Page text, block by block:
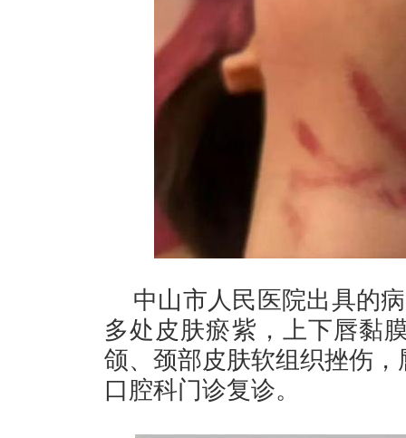
中山市人民医院出具的
多处皮肤瘀紫，上下唇黏
颌、颈部皮肤软组织挫伤
口腔科门诊复诊。